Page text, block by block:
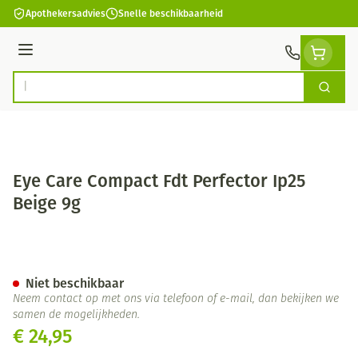
Ga naar de inhoud
Apothekersadvies Snelle beschikbaarheid
Menu
Product, merk, categorie... Zoek
Eye Care Compact Fdt Perfector Ip25
Beige 9g
€ 24,95
Niet beschikbaar
Neem contact op met ons via telefoon of e-mail, dan bekijken we
samen de mogelijkheden.